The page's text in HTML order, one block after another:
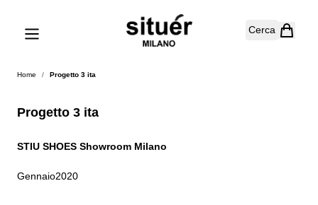
Cerca
Home / Progetto 3 ita
Progetto 3 ita
STIU SHOES Showroom Milano
Gennaio2020